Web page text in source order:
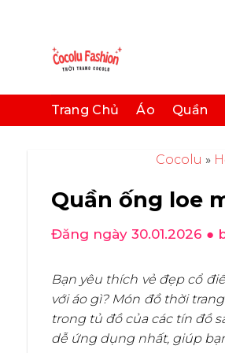
Trang Chủ Áo Quần
Cocolu »
Quần ống loe
Đăng ngày 30.01.2026 ●
Bạn yêu thích vẻ đẹp cổ
với áo gì? Món đồ thời
trong tủ đồ của các tín đồ
dễ ứng dụng nhất, giúp